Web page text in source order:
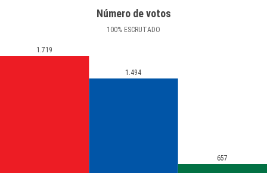
Número de votos
100% ESCRUTADO
1.719
1.494
657